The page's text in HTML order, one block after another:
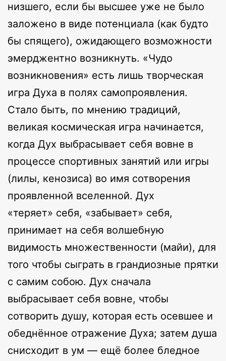
низшего, если бы высшее уже не было
заложено в виде потенциала (как будто
бы спящего), ожидающего возможности
эмерджентно возникнуть. «Чудо
возникновения» есть лишь творческая
игра Духа в полях самопроявления.
Стало быть, по мнению традиций,
великая космическая игра начинается,
когда Дух выбрасывает себя вовне в
процессе спортивных занятий или игры
(лилы, кенозиса) во имя сотворения
проявленной вселенной. Дух
«теряет» себя, «забывает» себя,
принимает на себя волшебную
видимость множественности (майи), для
того чтобы сыграть в грандиозные прятки
с самим собою. Дух сначала
выбрасывает себя вовне, чтобы
сотворить душу, которая есть осевшее и
обеднённое отражение Духа; затем душа
снисходит в ум — ещё более бледное